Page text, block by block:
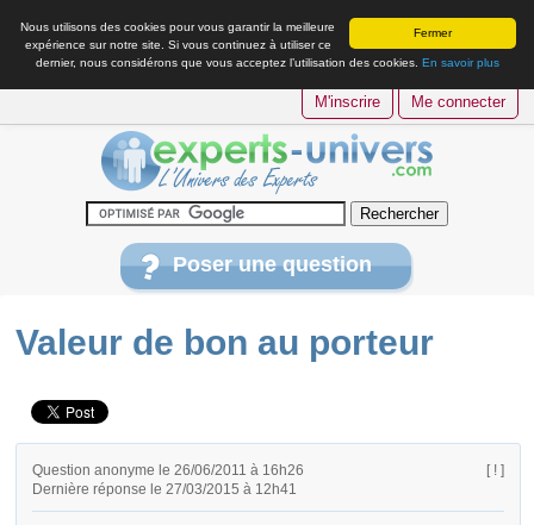
Fermer
Nous utilisons des cookies pour vous garantir la meilleure
expérience sur notre site. Si vous continuez à utiliser ce
dernier, nous considérons que vous acceptez l’utilisation des cookies. En savoir plus
M'inscrire Me connecter
Poser une question
Valeur de bon au porteur
Question anonyme le 26/06/2011 à 16h26
Dernière réponse le 27/03/2015 à 12h41
[ ! ]